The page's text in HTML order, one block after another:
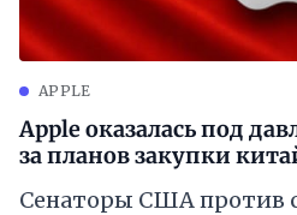
APPLE
Apple оказалась под
за планов закупки
Сенаторы США против